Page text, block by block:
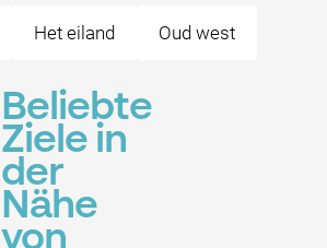
Het eiland Oud west
Beliebte
Ziele in
der
Nähe
von